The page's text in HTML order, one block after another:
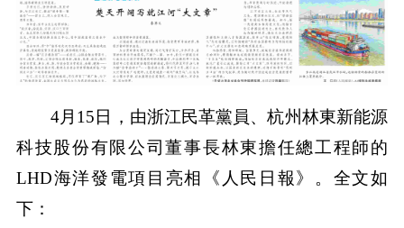
4月15日，由浙江民革黨員、杭州林東新能源
科技股份有限公司董事長林東擔任總工程師的
LHD海洋發電項目亮相《人民日報》。全文如
下：